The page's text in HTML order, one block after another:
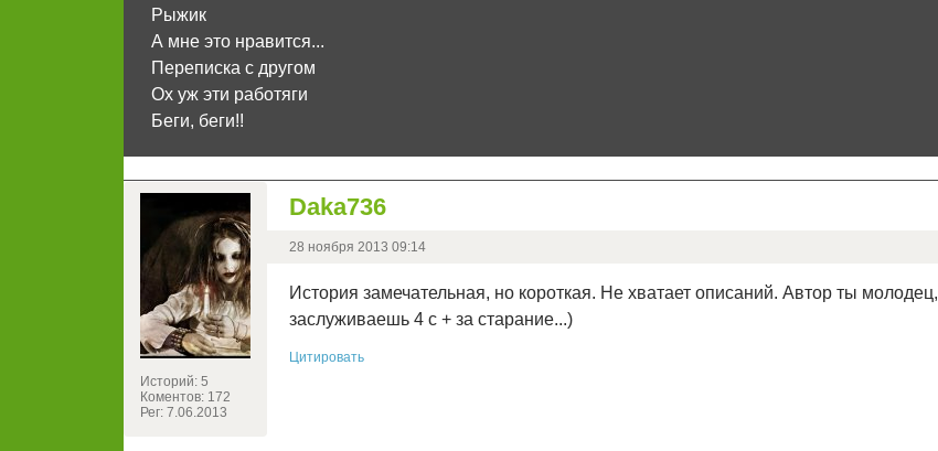
Рыжик
А мне это нравится...
Переписка с другом
Ох уж эти работяги
Беги, беги!!
Историй: 5
Коментов: 172
Рег: 7.06.2013
Daka736
28 ноября 2013 09:14
История замечательная, но короткая. Не хватает описаний. Автор ты молодец,
заслуживаешь 4 с + за старание...)
Цитировать